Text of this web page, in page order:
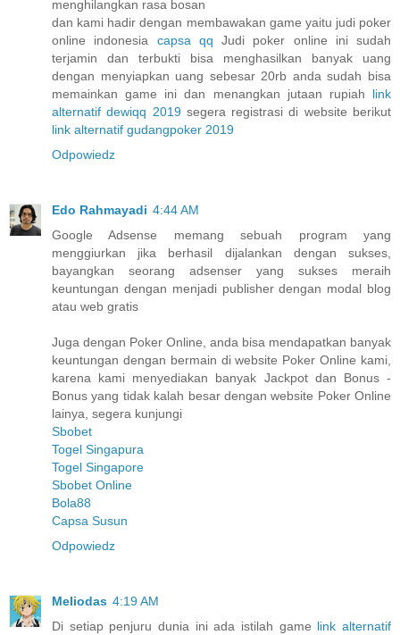
menghilangkan rasa bosan
dan kami hadir dengan membawakan game yaitu judi poker
online indonesia capsa qq Judi poker online ini sudah
terjamin dan terbukti bisa menghasilkan banyak uang
dengan menyiapkan uang sebesar 20rb anda sudah bisa
memainkan game ini dan menangkan jutaan rupiah link
alternatif dewiqq 2019segera registrasi di website berikut
link alternatif gudangpoker 2019
Odpowiedz
Edo Rahmayadi 4:44 AM
Google Adsense memang sebuah program yang
menggiurkan jika berhasil dijalankan dengan sukses,
bayangkan seorang adsenser yang sukses meraih
keuntungan dengan menjadi publisher dengan modal blog
atau web gratis
Juga dengan Poker Online, anda bisa mendapatkan banyak
keuntungan dengan bermain di website Poker Online kami,
karena kami menyediakan banyak Jackpot dan Bonus -
Bonus yang tidak kalah besar dengan website Poker Online
lainya, segera kunjungi
Sbobet
Togel Singapura
Togel Singapore
Sbobet Online
Bola88
Capsa Susun
Odpowiedz
Meliodas 4:19 AM
Di setiap penjuru dunia ini ada istilah game link alternatif